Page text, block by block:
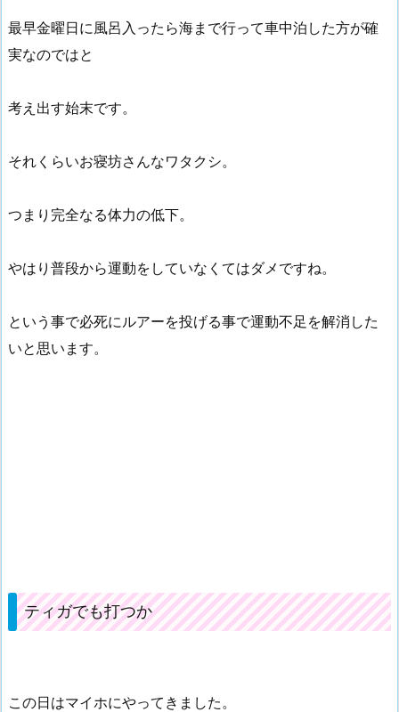
最早金曜日に風呂入ったら海まで行って車中泊した方が確
実なのではと
考え出す始末です。
それくらいお寝坊さんなワタクシ。
つまり完全なる体力の低下。
やはり普段から運動をしていなくてはダメですね。
という事で必死にルアーを投げる事で運動不足を解消した
いと思います。
ティガでも打つか
この日はマイホにやってきました。